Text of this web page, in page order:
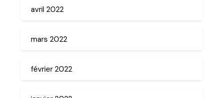
avril 2022
mars 2022
février 2022